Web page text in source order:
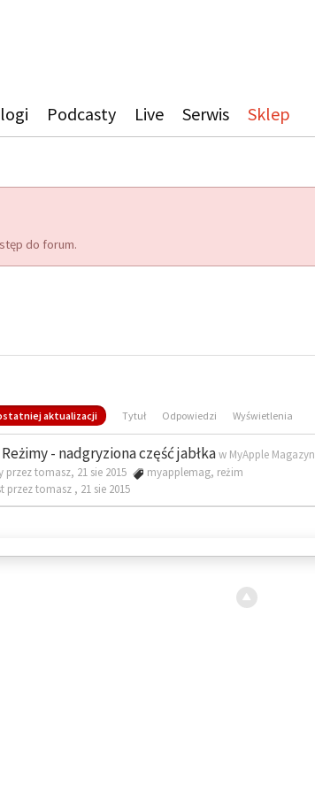
Podcasty Live Serwis Sklep
do forum.
aktualizacji Tytuł Odpowiedzi Wyświetlenia
- nadgryziona część jabłkaw MyApple Magazyn
przez tomasz, 21 sie 2015
myapplemag, reżim
przez tomasz , 21 sie 2015